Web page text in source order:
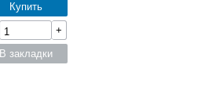
Купить
+
В закладки